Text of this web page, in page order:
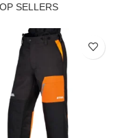
SELLERS